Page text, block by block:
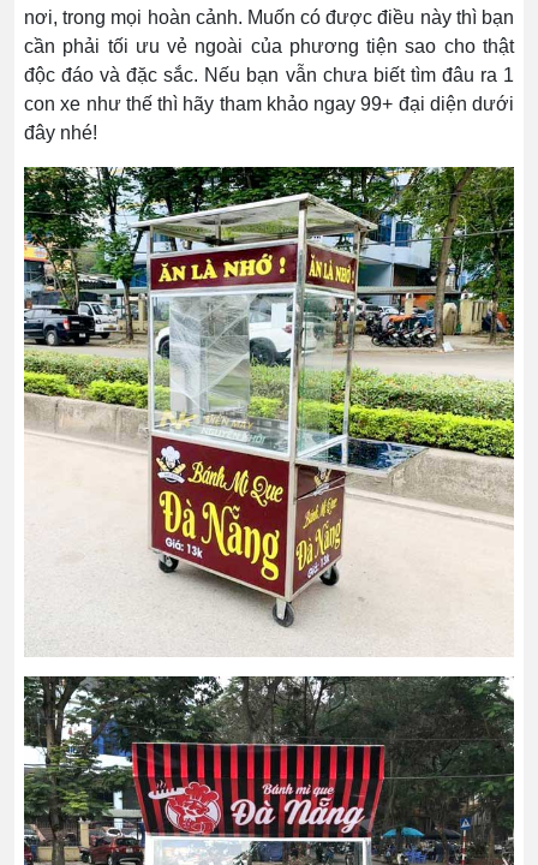
nơi, trong mọi hoàn cảnh. Muốn có được điều này thì bạn
cần phải tối ưu vẻ ngoài của phương tiện sao cho thật
độc đáo và đặc sắc. Nếu bạn vẫn chưa biết tìm đâu ra 1
con xe như thế thì hãy tham khảo ngay 99+ đại diện dưới
đây nhé!